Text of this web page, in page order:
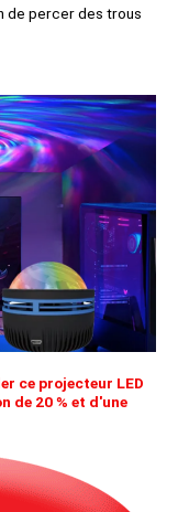
de percer des trous
ce projecteur LED
de 20 % et d'une